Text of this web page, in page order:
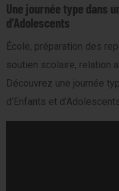
Une journée type dans
d’Adolescents
École, préparation des
soutien scolaire, relation
Découvrez une journée
d’Enfants et